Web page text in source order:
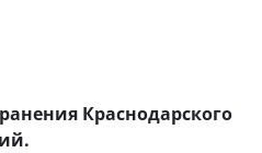
Краснодарского